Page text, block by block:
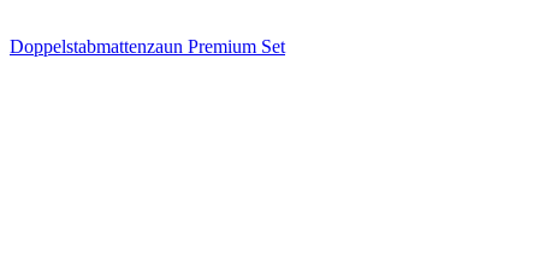
Doppelstabmattenzaun Premium Set